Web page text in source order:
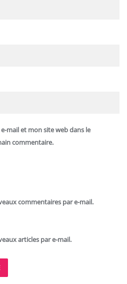
mail et mon site web dans le
commentaire.
commentaires par e-mail.
articles par e-mail.